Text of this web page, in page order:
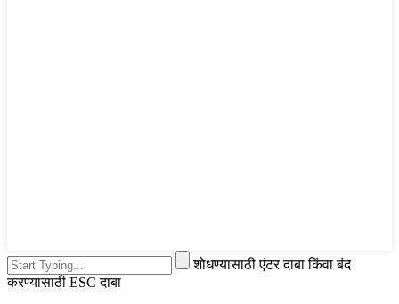
शोधण्यासाठी एंटर दाबा किंवा बंद
करण्यासाठी ESC दाबा